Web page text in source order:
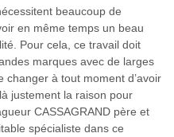
beaucoup de
en même temps un beau
Pour cela, ce travail doit
marques avec de larges
à tout moment d’avoir
justement la raison pour
CASSAGRAND père et
spécialiste dans ce